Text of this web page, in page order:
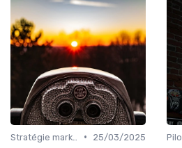
•
25/03/2025